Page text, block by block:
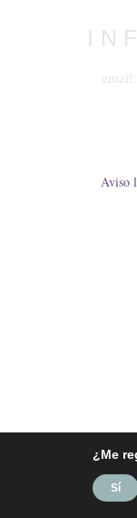
email:
Aviso
¿Me
Sí